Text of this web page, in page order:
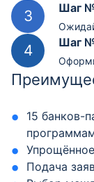
Шаг
Шаг
15 банков-
Подача